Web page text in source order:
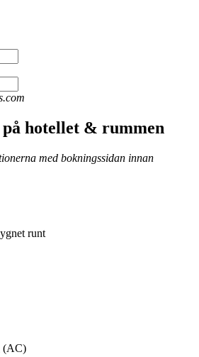
hotellet & rummen
med bokningssidan innan
runt
(AC)